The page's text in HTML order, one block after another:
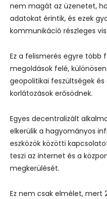
nem magát az üzenetet,
adatokat érintik, és ezek
kommunikáció részleges
Ez a felismerés egyre
megoldások felé,
geopolitikai feszültségek
korlátozások erősödnek.
Egyes decentralizált
elkerülik a hagyományos
eszközök közötti
teszi az internet és a
megkerülését.
Ez nem csak elmélet, mert